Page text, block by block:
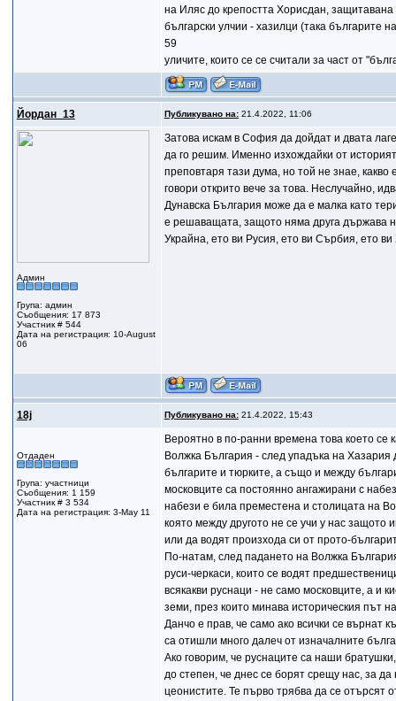
на Иляс до крепостта Хорисдан, защитавана
български улчии - хазилци (така българите
59
уличите, които се се считали за част от
Йордан_13 Публикувано на:21.4.2022, 11:06
Админ
Група: админ
Съобщения: 17 873
Участник # 544
Дата на регистрация: 10-August
06
Затова искам в София да дойдат и двата
да го решим. Именно изхождайки от
преповтаря тази дума, но той не знае, какво
говори открито вече за това. Неслучайно,
Дунавска България може да е малка като
е решаващата, защото няма друга държава
Украйна, ето ви Русия, ето ви Сърбия, ето
18j Публикувано на:21.4.2022, 15:43
Отдаден
Група: участници
Съобщения: 1 159
Участник # 3 534
Дата на регистрация: 3-May 11
Вероятно в по-ранни времена това което се
Волжка България - след упадъка на Хазария
българите и тюрките, а също и между
московците са постоянно ангажирани с
набези е била преместена и столицата на
която между другото не се учи у нас защото
или да водят произхода си от прото-
По-натам, след падането на Волжка
руси-черкаси, които се водят
всякакви руснаци - не само московците, а и
земи, през които минава историческия път
Данчо е прав, че само ако всички се върнат
са отишли много далеч от изначалните
Ако говорим, че руснаците са наши
до степен, че днес се борят срещу нас, за
цеонистите. Те първо трябва да се отърсят